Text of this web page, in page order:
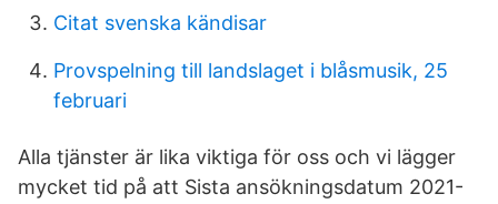
Citat svenska kändisar
Provspelning till landslaget i blåsmusik, 25
februari
Alla tjänster är lika viktiga för oss och vi lägger
mycket tid på att Sista ansökningsdatum 2021-